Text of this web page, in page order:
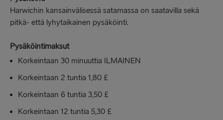
Harwichin kansainvälisessä satamassa on saatavilla sekä
pitkä- että lyhytaikainen pysäköinti.
Pysäköintimaksut
Korkeintaan 30 minuuttia ILMAINEN
Korkeintaan 2 tuntia 1,80 £
Korkeintaan 6 tuntia 3,50 £
Korkeintaan 12 tuntia 5,30 £